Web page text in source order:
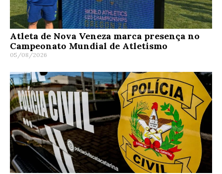
Atleta de Nova Veneza marca presença no
Campeonato Mundial de Atletismo
05/08/2026